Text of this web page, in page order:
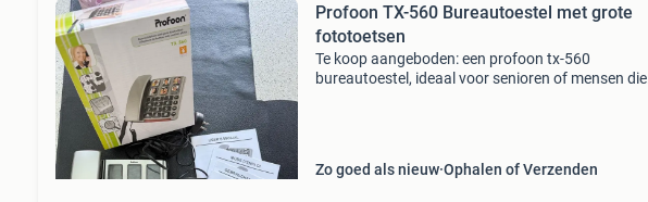
Profoon TX-560 Bureautoestel met grote
fototoetsen
Te koop aangeboden: een profoon tx-560
bureautoestel, ideaal voor senioren of mensen die
Zo goed als nieuw Ophalen of Verzenden